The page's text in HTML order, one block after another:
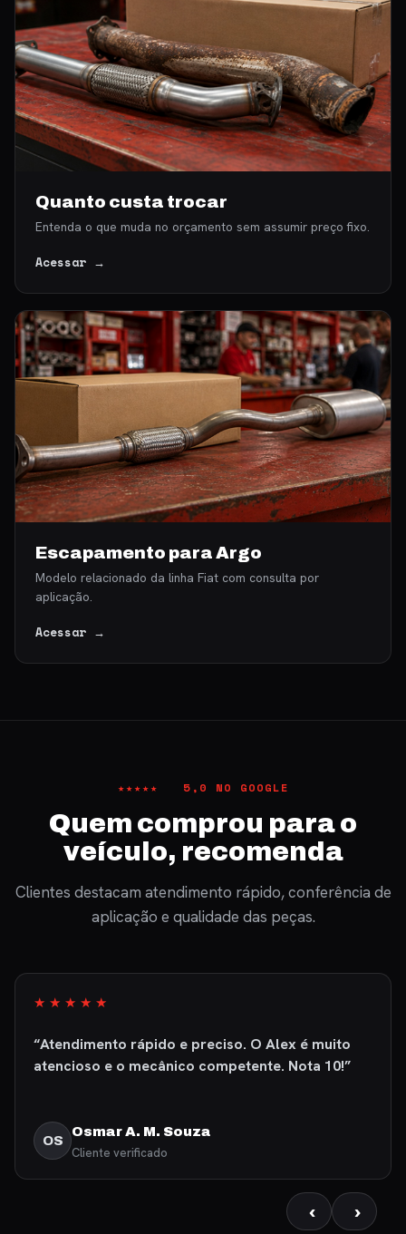
Quanto custa trocar
Entenda o que muda no orçamento sem assumir preço fixo.
Acessar →
Escapamento para Argo
Modelo relacionado da linha Fiat com consulta por
aplicação.
Acessar →
★★★★★ 5,0 NO GOOGLE
Quem comprou para o
veículo, recomenda
Clientes destacam atendimento rápido, conferência de
aplicação e qualidade das peças.
★★★★★
“Fui muito bem atendido, produto excelente de
primeiríssima qualidade. Recomendo com
FM
Fábio Martins
Cliente verificado
‹ ›